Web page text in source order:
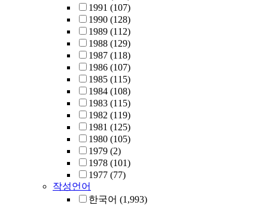
1991 (107)
1990 (128)
1989 (112)
1988 (129)
1987 (118)
1986 (107)
1985 (115)
1984 (108)
1983 (115)
1982 (119)
1981 (125)
1980 (105)
1979 (2)
1978 (101)
1977 (77)
작성언어
한국어 (1,993)